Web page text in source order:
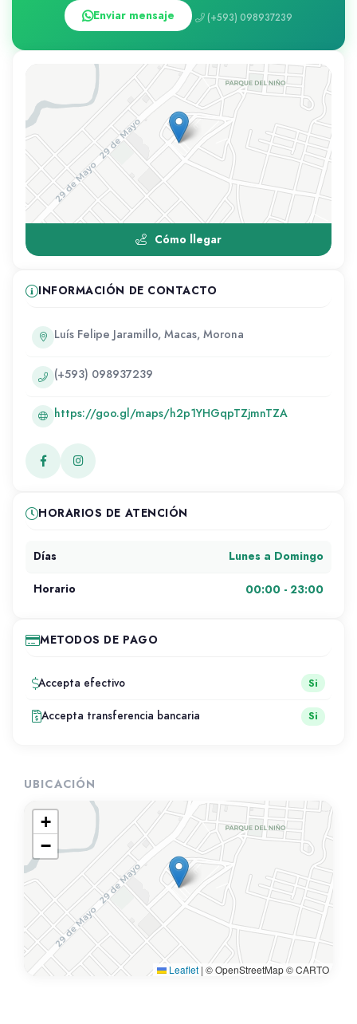
Enviar mensaje (+593) 098937239
Cómo llegar
INFORMACIÓN DE CONTACTO
Luís Felipe Jaramillo, Macas, Morona
(+593) 098937239
https://goo.gl/maps/h2p1YHGqpTZjmnTZA
HORARIOS DE ATENCIÓN
Días Lunes a Domingo
Horario 00:00 - 23:00
METODOS DE PAGO
Accepta efectivo Si
Accepta transferencia bancaria Si
UBICACIÓN
+
−
Leaflet | © OpenStreetMap © CARTO